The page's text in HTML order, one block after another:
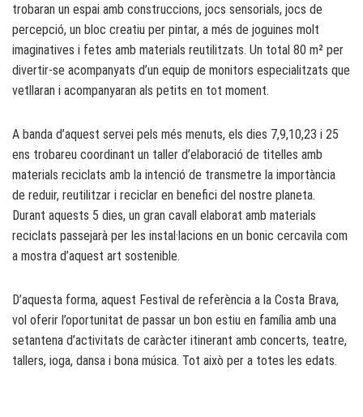
trobaran un espai amb construccions, jocs sensorials, jocs de
percepció, un bloc creatiu per pintar, a més de joguines molt
imaginatives i fetes amb materials reutilitzats. Un total 80 m² per
divertir-se acompanyats d’un equip de monitors especialitzats que
vetllaran i acompanyaran als petits en tot moment.
A banda d’aquest servei pels més menuts, els dies 7,9,10,23 i 25
ens trobareu coordinant un taller d’elaboració de titelles amb
materials reciclats amb la intenció de transmetre la importància
de reduir, reutilitzar i reciclar en benefici del nostre planeta.
Durant aquests 5 dies, un gran cavall elaborat amb materials
reciclats passejarà per les instal·lacions en un bonic cercavila com
a mostra d’aquest art sostenible.
D’aquesta forma, aquest Festival de referència a la Costa Brava,
vol oferir l’oportunitat de passar un bon estiu en família amb una
setantena d’activitats de caràcter itinerant amb concerts, teatre,
tallers, ioga, dansa i bona música. Tot això per a totes les edats.